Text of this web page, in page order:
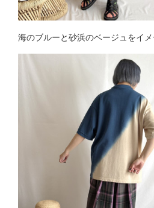
海のブルーと砂浜のベージュをイ